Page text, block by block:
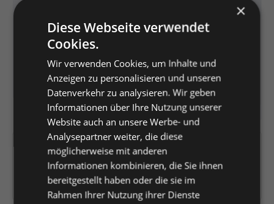
Artikelnummer:
K1571230
24026704930450
Herstellernummer:
RÜS 185420.26
×
Diese Webseite verwendet
Cookies.
Wir verwenden Cookies, um Inhalte und
Anzeigen zu personalisieren und unseren
Datenverkehr zu analysieren. Wir geben
Informationen über Ihre Nutzung unserer
Website auch an unsere Werbe- und
Analysepartner weiter, die diese
möglicherweise mit anderen
Informationen kombinieren, die Sie ihnen
bereitgestellt haben oder die sie im
Rahmen Ihrer Nutzung ihrer Dienste